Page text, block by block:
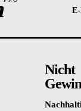
Nicht